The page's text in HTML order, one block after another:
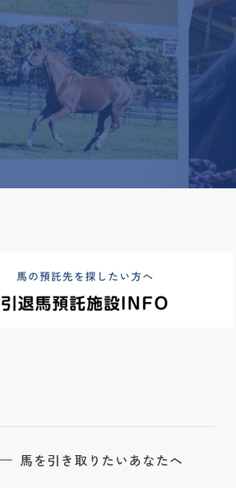
馬を引き取りたいあなたへ